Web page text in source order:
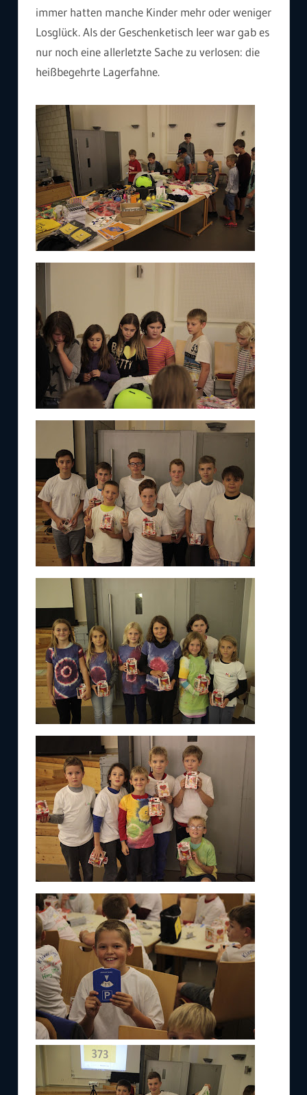
immer hatten manche Kinder mehr oder weniger
Losglück. Als der Geschenketisch leer war gab es
nur noch eine allerletzte Sache zu verlosen: die
heißbegehrte Lagerfahne.